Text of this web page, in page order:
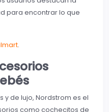
para encontrar lo que
.
y de lujo, Nordstrom es el
como cochecitos de